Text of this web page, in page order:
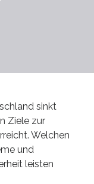
sinkt
Ziele zur
Welchen
und
leisten